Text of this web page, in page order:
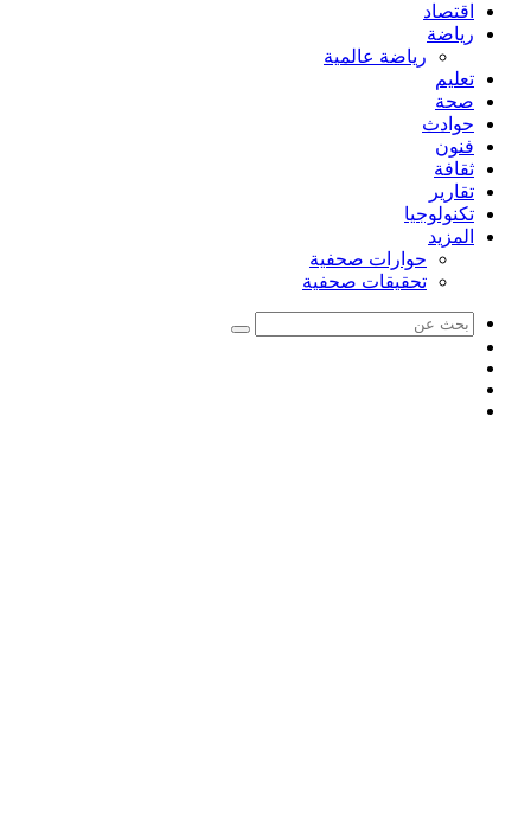
اقتصاد
رياضة
رياضة عالمية
تعليم
صحة
حوادث
فنون
ثقافة
تقارير
تكنولوجيا
المزيد
حوارات صحفية
تحقيقات صحفية
بحث